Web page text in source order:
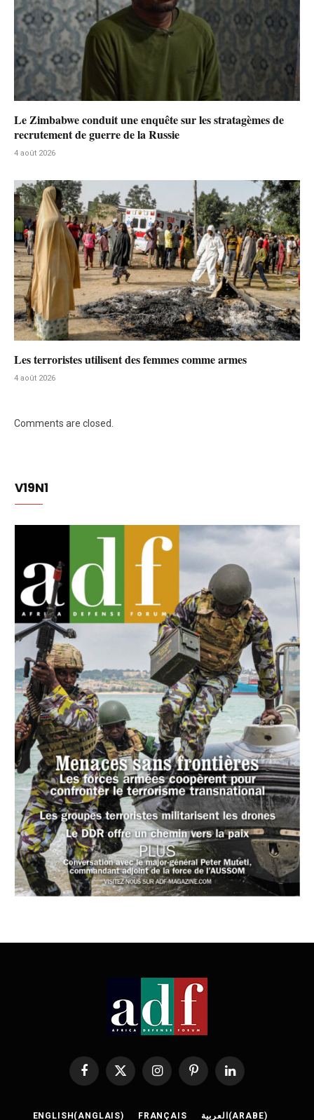
Le Zimbabwe conduit une enquête sur les stratagèmes de
recrutement de guerre de la Russie
4 août 2026
Les terroristes utilisent des femmes comme armes
4 août 2026
Comments are closed.
V19N1
Facebook
X
InstagramPinterestLinkedIn
ENGLISH (ANGLAIS) FRANÇAIS العربية (ARABE)